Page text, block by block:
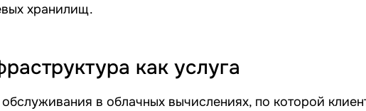
хранилищ.
как услуга
в облачных вычислениях, по которой